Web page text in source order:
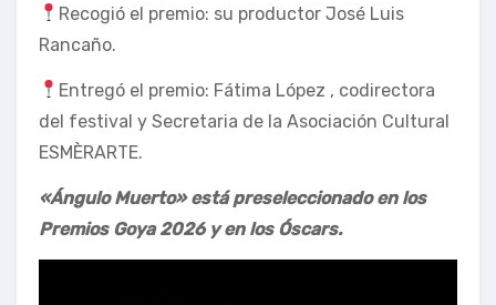
Recogió el premio: su productor José Luis
Rancaño.
Entregó el premio: Fátima López , codirectora
del festival y Secretaria de la Asociación Cultural
ESMÈRARTE.
«Ángulo Muerto» está preseleccionado en los
Premios Goya 2026 y en los Óscars.